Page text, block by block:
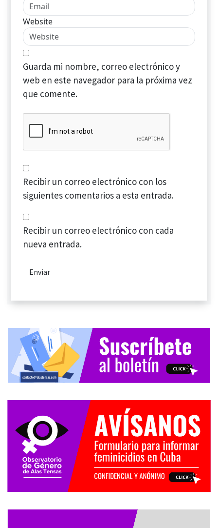
Website
Guarda mi nombre, correo electrónico y
web en este navegador para la próxima vez
que comente.
Recibir un correo electrónico con los
siguientes comentarios a esta entrada.
Recibir un correo electrónico con cada
nueva entrada.